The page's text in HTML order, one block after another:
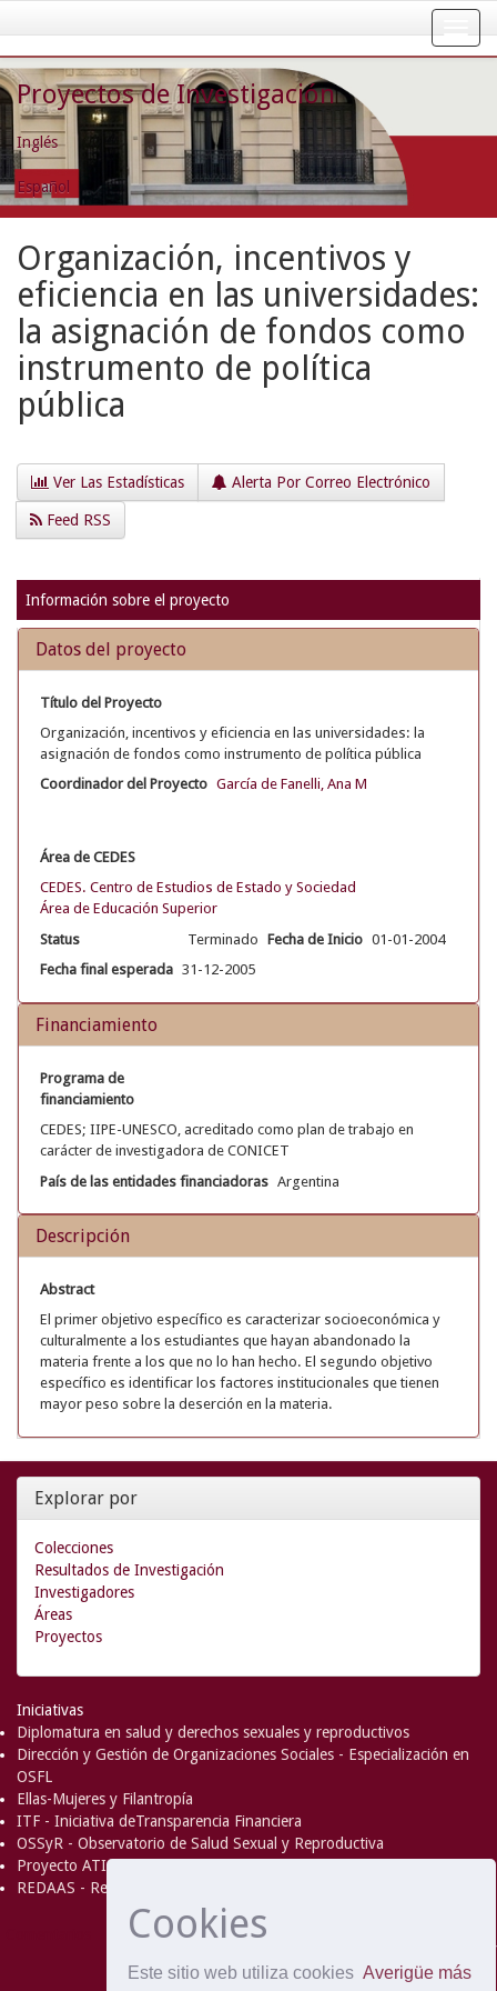
Cookies
Este sitio web utiliza cookies Averigüe más
navigation
Proyectos de Investigación
Inglés
Español
Organización, incentivos y
eficiencia en las universidades:
la asignación de fondos como
instrumento de política
pública
Ver Las Estadísticas Alerta Por Correo Electrónico
Feed RSS
Información sobre el proyecto
Datos del proyecto
Título del Proyecto
Organización, incentivos y eficiencia en las universidades: la
asignación de fondos como instrumento de política pública
Coordinador del Proyecto García de Fanelli, Ana M
Área de CEDES
CEDES. Centro de Estudios de Estado y Sociedad
Área de Educación Superior
Status
Terminado Fecha de Inicio 01-01-2004
Fecha final esperada 31-12-2005
Financiamiento
Programa de
financiamiento
CEDES; IIPE-UNESCO, acreditado como plan de trabajo en
carácter de investigadora de CONICET
País de las entidades financiadoras Argentina
Descripción
Abstract
El primer objetivo específico es caracterizar socioeconómica y
culturalmente a los estudiantes que hayan abandonado la
materia frente a los que no lo han hecho. El segundo objetivo
específico es identificar los factores institucionales que tienen
mayor peso sobre la deserción en la materia.
Explorar por
Colecciones
Resultados de Investigación
Investigadores
Áreas
Proyectos
Iniciativas
Diplomatura en salud y derechos sexuales y reproductivos
Dirección y Gestión de Organizaciones Sociales - Especialización en
OSFL
Ellas-Mujeres y Filantropía
ITF - Iniciativa deTransparencia Financiera
OSSyR - Observatorio de Salud Sexual y Reproductiva
Proyecto ATICA
REDAAS - Red de Acceso al Aborto Seguro
DSpace Software
- Extensión mantenida y
optimizado por